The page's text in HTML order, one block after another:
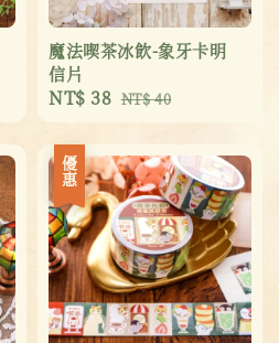
魔法喫茶冰飲-象牙卡明
信片
Sale
NT$ 38 Regular
NT$ 40
優惠